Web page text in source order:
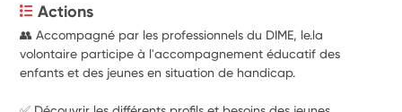
Actions
👥 Accompagné par les professionnels du DIME, le.la
volontaire participe à l'accompagnement éducatif des
enfants et des jeunes en situation de handicap.